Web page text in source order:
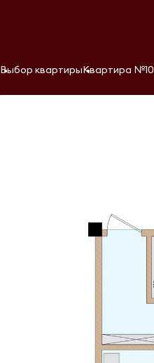
Выбор квартирыКвартира №10